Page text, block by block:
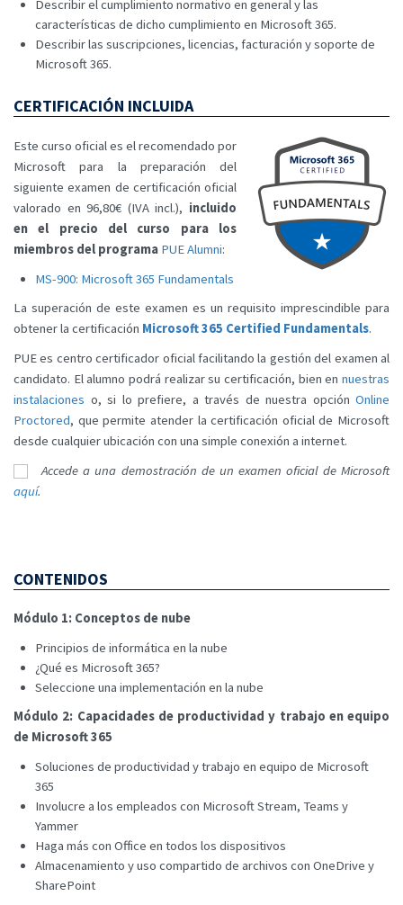
Describir el cumplimiento normativo en general y las
características de dicho cumplimiento en Microsoft 365.
Describir las suscripciones, licencias, facturación y soporte de
Microsoft 365.
CERTIFICACIÓN INCLUIDA
Este curso oficial es el recomendado por
Microsoft para la preparación del
siguiente examen de certificación oficial
valorado en 96,80€ (IVA incl.), incluido
en el precio del curso para los
miembros del programa PUE Alumni:
MS-900: Microsoft 365 Fundamentals
La superación de este examen es un requisito imprescindible para
obtener la certificación Microsoft 365 Certified Fundamentals.
PUE es centro certificador oficial facilitando la gestión del examen al
candidato. El alumno podrá realizar su certificación, bien en nuestras
instalaciones o, si lo prefiere, a través de nuestra opción Online
Proctored, que permite atender la certificación oficial de Microsoft
desde cualquier ubicación con una simple conexión a internet.
Accede a una demostración de un examen oficial de Microsoft
aquí.
CONTENIDOS
Módulo 1: Conceptos de nube
Principios de informática en la nube
¿Qué es Microsoft 365?
Seleccione una implementación en la nube
Módulo 2: Capacidades de productividad y trabajo en equipo
de Microsoft 365
Soluciones de productividad y trabajo en equipo de Microsoft
365
Involucre a los empleados con Microsoft Stream, Teams y
Yammer
Haga más con Office en todos los dispositivos
Almacenamiento y uso compartido de archivos con OneDrive y
SharePoint